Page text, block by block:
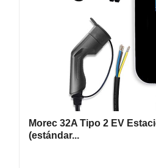
Morec 32A Tipo 2 EV
(estándar...